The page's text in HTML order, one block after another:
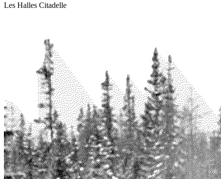
Les Halles Citadelle